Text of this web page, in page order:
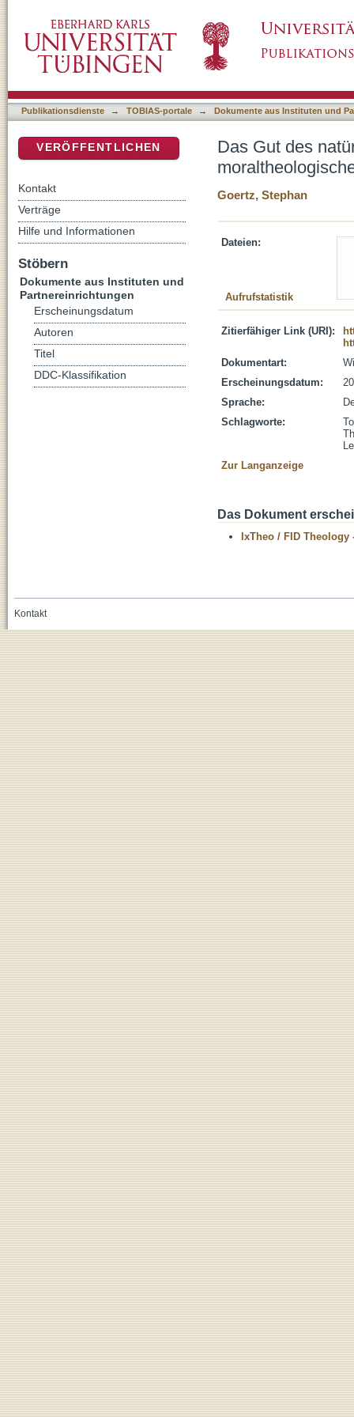
Argumentationsfigur
Publikationsdienste → TOBIAS-portale → Dokumente aus Instituten und
Das Gut des
Goertz, Stephan
Dateien:
Aufrufstatistik
Zitierfähiger Link (URI):
Dokumentart:
Erscheinungsdatum:
Sprache:
Schlagworte:
Zur Langanzeige
Das Dokument
IxTheo / FID Theology
VERÖFFENTLICHEN
Kontakt
Verträge
Hilfe und Informationen
Stöbern
Dokumente aus Instituten und
Partnereinrichtungen
Erscheinungsdatum
Autoren
Titel
DDC-Klassifikation
Kontakt